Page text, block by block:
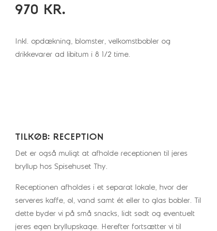
970 KR.
Inkl. opdækning, blomster, velkomstbobler og
drikkevarer ad libitum i 8 1/2 time.
TILKØB: RECEPTION
Det er også muligt at afholde receptionen til jeres
bryllup hos Spisehuset Thy.
Receptionen afholdes i et separat lokale, hvor der
serveres kaffe, øl, vand samt ét eller to glas bobler. Til
dette byder vi på små snacks, lidt sødt og eventuelt
jeres egen bryllupskage. Herefter fortsætter vi til